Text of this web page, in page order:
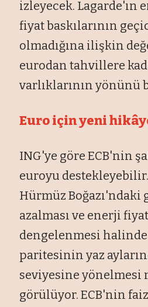
izleyecek. Lagarde'ın
fiyat baskılarının
olmadığına ilişkin
eurodan tahvillere
varlıklarının yönünü
Euro için yeni
ING'ye göre ECB'nin
euroyu
Hürmüz
azalması ve enerji
dengelenmesi halinde
paritesinin yaz
seviyesine yönelmesi
görülüyor. ECB'nin faiz